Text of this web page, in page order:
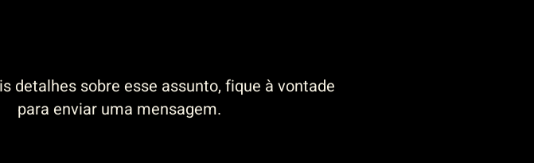
detalhes sobre esse assunto, fique à vontade
para enviar uma mensagem.